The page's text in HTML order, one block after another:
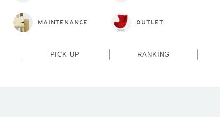
MAINTENANCE OUTLET
PICK UP RANKING